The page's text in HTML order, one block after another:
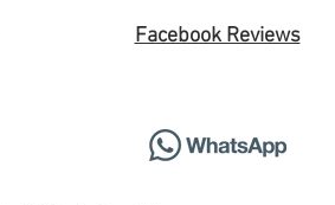
Facebook Reviews